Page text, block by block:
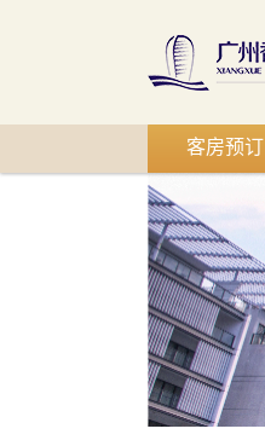
客房预订